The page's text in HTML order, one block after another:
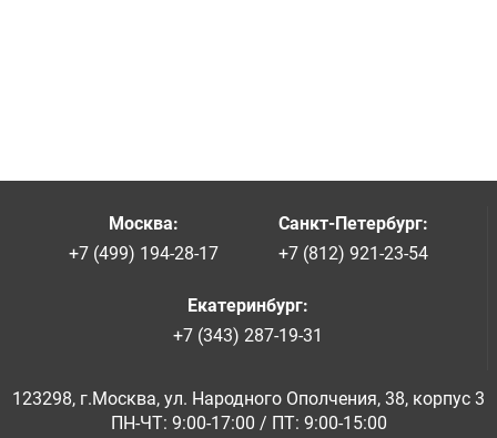
Москва:
+7 (499) 194-28-17
Санкт-Петербург:
+7 (812) 921-23-54
Екатеринбург:
+7 (343) 287-19-31
123298, г.Москва, ул. Народного Ополчения, 38, корпус 3
ПН-ЧТ: 9:00-17:00 / ПТ: 9:00-15:00